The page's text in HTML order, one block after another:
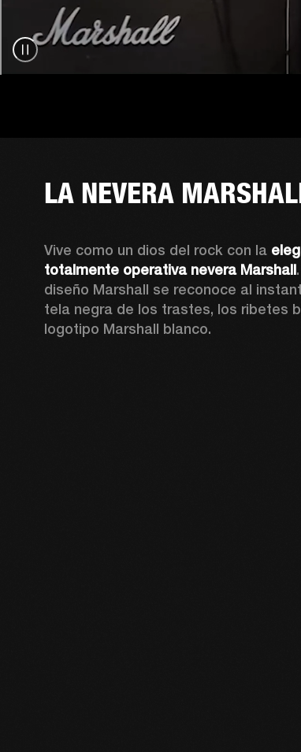
LA NEVERA
Vive como un dios del rock con la
totalmente operativa nevera Marshall
diseño Marshall se reconoce al
tela negra de los trastes, los ribetes
logotipo Marshall blanco.